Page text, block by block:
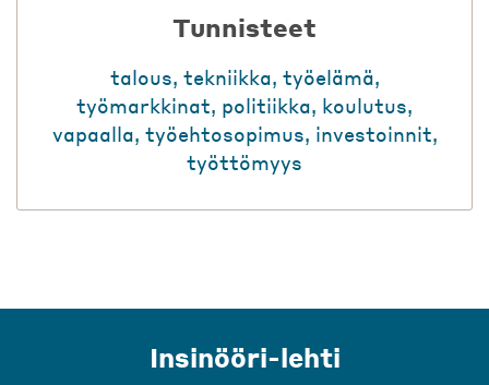
Tunnisteet
talous, tekniikka, työelämä,
työmarkkinat, politiikka, koulutus,
vapaalla, työehtosopimus, investoinnit,
työttömyys
Insinööri-lehti